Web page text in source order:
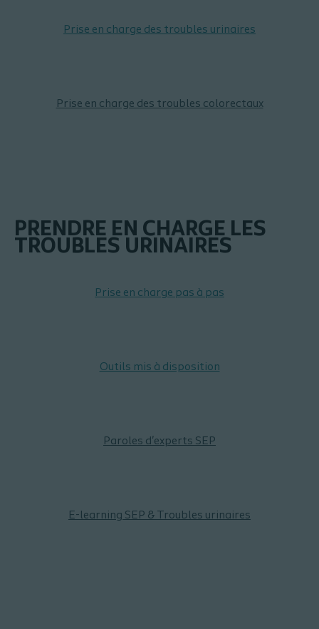
Prise en charge des troubles urinaires
Prise en charge des troubles colorectaux
PRENDRE EN CHARGE LES
TROUBLES URINAIRES
Prise en charge pas à pas
Outils mis à disposition
Paroles d'experts SEP
E-learning SEP & Troubles urinaires